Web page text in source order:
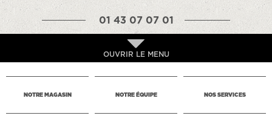
01 43 07 07 01
OUVRIR LE MENU
NOTRE MAGASIN NOTRE ÉQUIPE NOS SERVICES